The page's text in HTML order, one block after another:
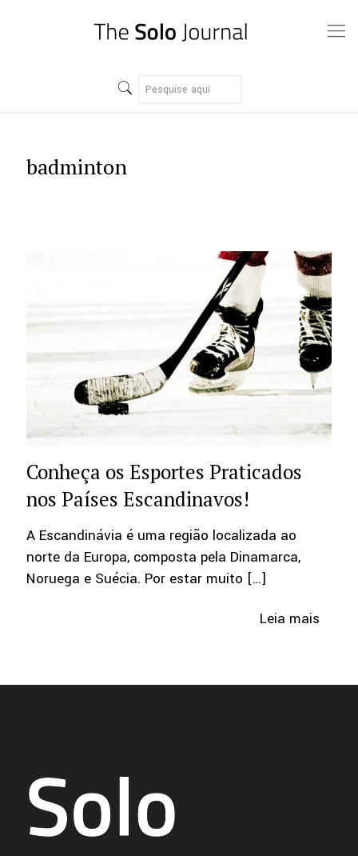
badminton
Conheça os Esportes Praticados
nos Países Escandinavos!
A Escandinávia é uma região localizada ao
norte da Europa, composta pela Dinamarca,
Noruega e Suécia. Por estar muito […]
Leia mais